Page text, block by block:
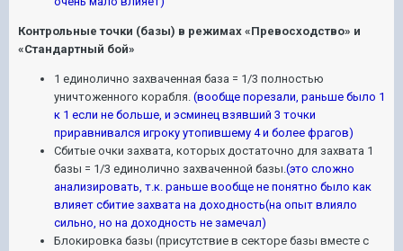
Контрольные точки (базы) в режимах «Превосходство» и
«Стандартный бой»
1 единолично захваченная база = 1/3 полностью
уничтоженного корабля. (вообще порезали, раньше было 1
к 1 если не больше, и эсминец взявший 3 точки
приравнивался игроку утопившему 4 и более фрагов)
Сбитые очки захвата, которых достаточно для захвата 1
базы = 1/3 единолично захваченной базы.(это сложно
анализировать, т.к. раньше вообще не понятно было как
влияет сбитие захвата на доходность(на опыт влияло
сильно, но на доходность не замечал)
Блокировка базы (присутствие в секторе базы вместе с